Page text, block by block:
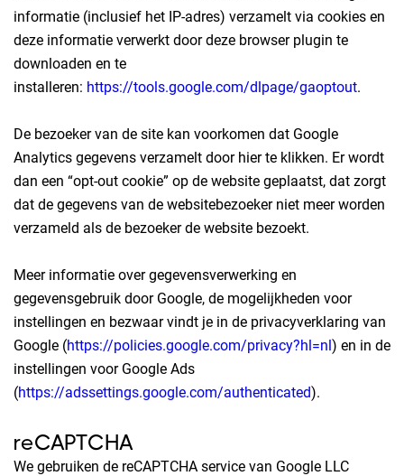
informatie (inclusief het IP-adres) verzamelt via cookies en
deze informatie verwerkt door deze browser plugin te
downloaden en te
installeren: https://tools.google.com/dlpage/gaoptout.
De bezoeker van de site kan voorkomen dat Google
Analytics gegevens verzamelt door hierte klikken. Er wordt
dan een “opt-out cookie” op de website geplaatst, dat zorgt
dat de gegevens van de websitebezoeker niet meer worden
verzameld als de bezoeker de website bezoekt.
Meer informatie over gegevensverwerking en
gegevensgebruik door Google, de mogelijkheden voor
instellingen en bezwaar vindt je in de privacyverklaring van
Google (https://policies.google.com/privacy?hl=nl) en in de
instellingen voor Google Ads
(https://adssettings.google.com/authenticated).
reCAPTCHA
We gebruiken de reCAPTCHA service van Google LLC